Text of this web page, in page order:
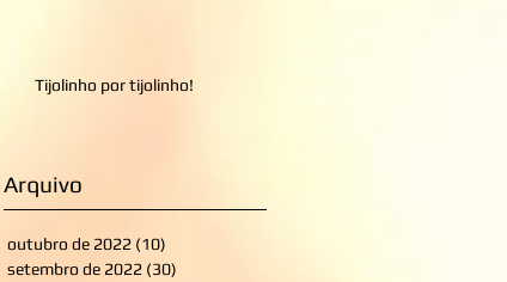
Tijolinho por tijolinho!
Arquivo
outubro de 2022 (10)
setembro de 2022 (30)